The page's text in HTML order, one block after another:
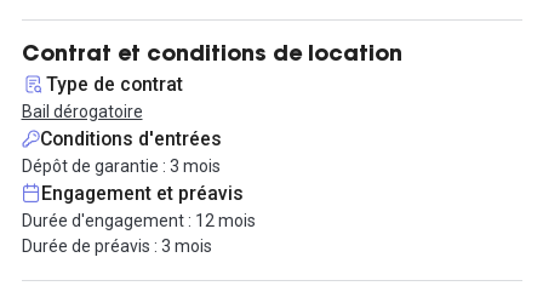
- ou usage de bureau professionnel, idéal pour start-up et petite
entreprise : 2 bureaux individuels et une salle de réunion ou un
open space (à votre convenance) pouvant accueillir 3 à 4 postes,
une cuisine indépendante.
Cet espace indépendant de 42 m² est idéalement placé dans le
quartier d’Ainay, à deux minutes à pied de la Gare Perrache.
L’immeuble est desservi par le Métro A, avec l’arrêt Ampère ou
Perrache à moins de 100 m et par plusieurs stations Velo’v.
Le stationnement est possible dans les rues alentour et un
parking à proximité est possible (prévoir 250€ sup/mois HT/CC).
Contrat et conditions de location
Type de contrat
Bail dérogatoire
Conditions d'entrées
Dépôt de garantie : 3 mois
Engagement et préavis
Durée d'engagement : 12 mois
Durée de préavis : 3 mois